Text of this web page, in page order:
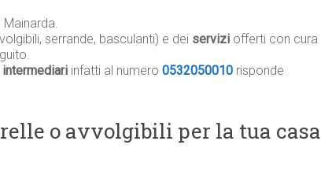
Mainarda.
serrande, basculanti) e dei servizi offerti con cura
infatti al numero 0532050010 risponde
o avvolgibili per la tua casa